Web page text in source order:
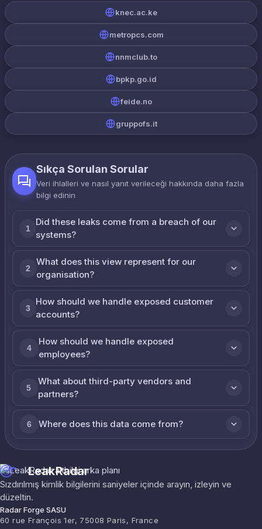
knec.ac.ke
metropcs.com
nnmclub.to
bpkp.go.id
feide.no
gruppofs.it
Sıkça Sorulan Sorular
Veri ihlalleri ve nasıl yanıt verileceği hakkında daha fazla
bilgi edinin
1
Did these leaks come from a breach of our
systems?
2
What does this view represent for our
organisation?
3
How should we handle exposed customer
accounts?
4
How should we handle exposed
employees?
5
What about third-party vendors and
partners?
6 Where does this data come from?
LeakRadar
Sızdırılmış kimlik bilgilerini saniyeler içinde arayın, izleyin ve
düzeltin.
Radar Forge SASU
60 rue François 1er, 75008 Paris, France